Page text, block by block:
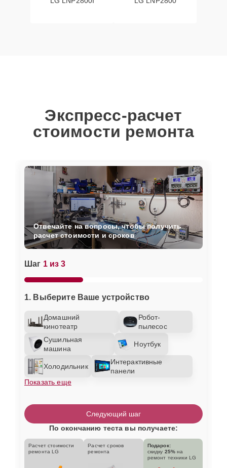
Экспресс-расчет
стоимости ремонта
Шаг 1 из 3
1. Выберите Ваше устройство
Домашний
кинотеатр
Робот-
пылесос
Сушильная
машина
Ноутбук
Холодильник
Интерактивные
панели
Показать еще
Отвечайте на вопросы, чтобы получить
расчет стоимости и сроков
Следующий шаг
По окончанию теста вы получаете:
Расчет стоимости
ремонта LG
Расчет сроков
ремонта
Подарок:
скидку 25% на
ремонт техники LG